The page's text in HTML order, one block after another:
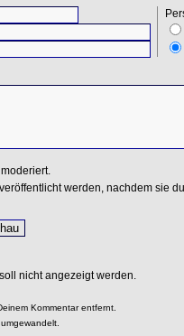
werden, nachdem sie
nicht angezeigt werden.
Kommentar entfernt.